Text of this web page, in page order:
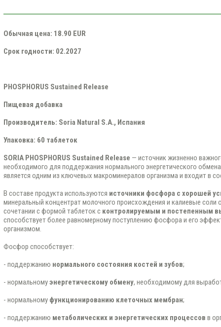
Обычная цена: 18.90 EUR
Срок годности: 02.2027
PHOSPHORUS Sustained Release
Пищевая добавка
Производитель: Soria Natural S.A., Испания
Упаковка: 60 таблеток
SORIA PHOSPHORUS Sustained Release — источник жизненно
необходимого для поддержания нормального энергетического
является одним из ключевых макроминералов организма и входит в
В составе продукта используются источники фосфора с хорошей
минеральный концентрат молочного происхождения и калиевые
сочетании с формой таблеток с контролируемым и постепенным
способствует более равномерному поступлению фосфора и его
организмом.
Фосфор способствует:
- поддержанию нормального состояния костей и зубов;
- нормальномуэнергетическому обмену, необходимому для
- нормальному функционированию клеточных мембран;
- поддержанию метаболических и энергетических процессов в